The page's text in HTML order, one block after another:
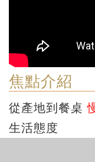
焦點介紹
從產地到餐桌
生活態度